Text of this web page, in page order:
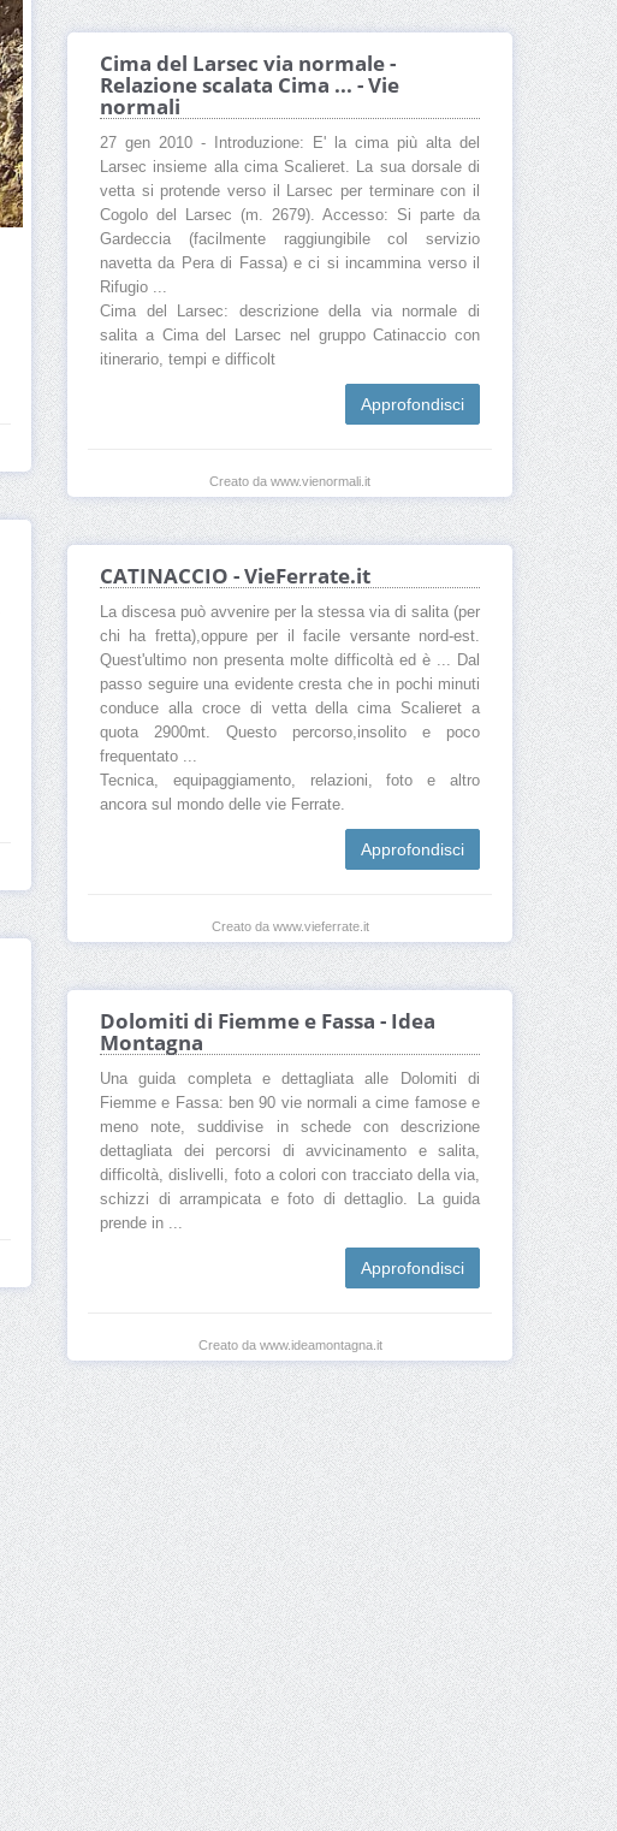
Cima del Larsec via normale -
Relazione scalata Cima ... - Vie
normali
27 gen 2010 - Introduzione: E' la cima più alta del
Larsec insieme alla cima Scalieret. La sua dorsale di
vetta si protende verso il Larsec per terminare con il
Cogolo del Larsec (m. 2679). Accesso: Si parte da
Gardeccia (facilmente raggiungibile col servizio
navetta da Pera di Fassa) e ci si incammina verso il
Rifugio ...
Cima del Larsec: descrizione della via normale di
salita a Cima del Larsec nel gruppo Catinaccio con
itinerario, tempi e difficolt
Approfondisci
Creato da www.vienormali.it
CATINACCIO - VieFerrate.it
La discesa può avvenire per la stessa via di salita (per
chi ha fretta),oppure per il facile versante nord-est.
Quest'ultimo non presenta molte difficoltà ed è ... Dal
passo seguire una evidente cresta che in pochi minuti
conduce alla croce di vetta della cima Scalieret a
quota 2900mt. Questo percorso,insolito e poco
frequentato ...
Tecnica, equipaggiamento, relazioni, foto e altro
ancora sul mondo delle vie Ferrate.
Approfondisci
Creato da www.vieferrate.it
Dolomiti di Fiemme e Fassa - Idea
Montagna
Una guida completa e dettagliata alle Dolomiti di
Fiemme e Fassa: ben 90 vie normali a cime famose e
meno note, suddivise in schede con descrizione
dettagliata dei percorsi di avvicinamento e salita,
difficoltà, dislivelli, foto a colori con tracciato della via,
schizzi di arrampicata e foto di dettaglio. La guida
prende in ...
Approfondisci
Creato da www.ideamontagna.it